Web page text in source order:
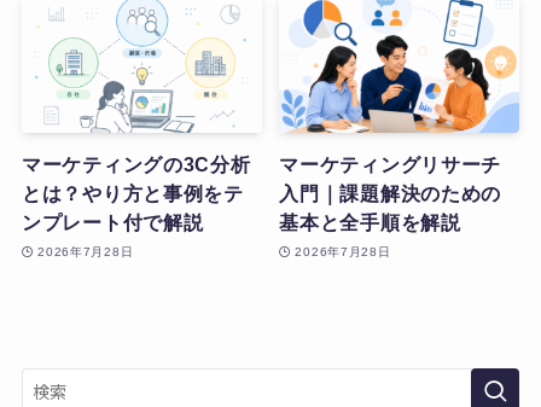
マーケティングの3C分析
とは？やり方と事例をテ
ンプレート付で解説
2026年7月28日
マーケティングリサーチ
入門｜課題解決のための
基本と全手順を解説
2026年7月28日